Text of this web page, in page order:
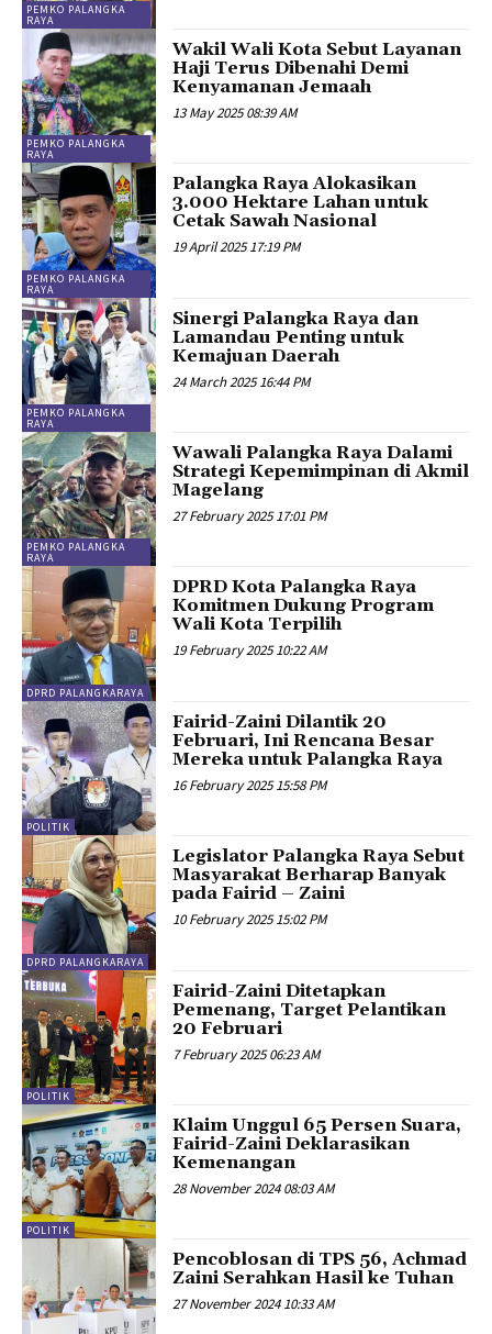
PEMKO PALANGKA
RAYA
PEMKO PALANGKA
RAYA
Wakil Wali Kota Sebut Layanan
Haji Terus Dibenahi Demi
Kenyamanan Jemaah
13 May 2025 08:39 AM
PEMKO PALANGKA
RAYA
Palangka Raya Alokasikan
3.000 Hektare Lahan untuk
Cetak Sawah Nasional
19 April 2025 17:19 PM
PEMKO PALANGKA
RAYA
Sinergi Palangka Raya dan
Lamandau Penting untuk
Kemajuan Daerah
24 March 2025 16:44 PM
PEMKO PALANGKA
RAYA
Wawali Palangka Raya Dalami
Strategi Kepemimpinan di Akmil
Magelang
27 February 2025 17:01 PM
DPRD PALANGKARAYA
DPRD Kota Palangka Raya
Komitmen Dukung Program
Wali Kota Terpilih
19 February 2025 10:22 AM
POLITIK
Fairid-Zaini Dilantik 20
Februari, Ini Rencana Besar
Mereka untuk Palangka Raya
16 February 2025 15:58 PM
DPRD PALANGKARAYA
Legislator Palangka Raya Sebut
Masyarakat Berharap Banyak
pada Fairid – Zaini
10 February 2025 15:02 PM
POLITIK
Fairid-Zaini Ditetapkan
Pemenang, Target Pelantikan
20 Februari
7 February 2025 06:23 AM
POLITIK
Klaim Unggul 65 Persen Suara,
Fairid-Zaini Deklarasikan
Kemenangan
28 November 2024 08:03 AM
Pencoblosan di TPS 56, Achmad
Zaini Serahkan Hasil ke Tuhan
27 November 2024 10:33 AM